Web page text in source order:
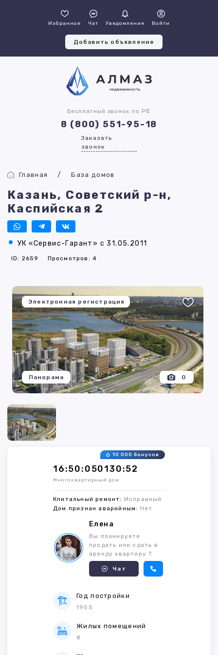
Избранное Чат Уведомления Войти
Добавить объявление
Бесплатный звонок по РФ
8 (800) 551-95-18
Заказать
звонок
Главная База домов
Казань, Советский р-н,
Каспийская 2
УК «Сервис-Гарант» с 31.05.2011
ID: 2659 Просмотров: 4
Электронная регистрация
0
Панорама
16:50:050130:52
10 000 бонусов
Многоквартирный дом
Кпитальный ремонт: Исправный
Дом признан аварийным: Нет
Елена
Вы планируете
продать или сдать в
аренду квартиру ?
Чат
Год постройки
1955
Жилых помещений
8